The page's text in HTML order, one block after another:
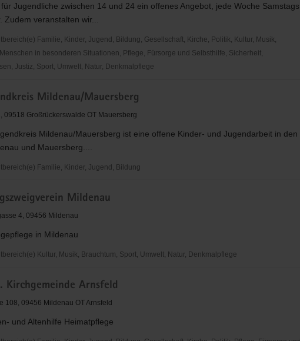
Jugendliche zwischen 14 und 24 ein offenes Angebot, jede Woche Samstags
Zudem veranstalten wir...
Familie, Kinder, Jugend, Bildung, Gesellschaft, Kirche, Politik, Kultur, Musik,
in besonderen Situationen, Pflege, Fürsorge und Selbsthilfe, Sicherheit,
Justiz, Sport, Umwelt, Natur, Denkmalpflege
Mildenau/Mauersberg
09518 Großrückerswalde OT Mauersberg
Mildenau/Mauersberg ist eine offene Kinder- und Jugendarbeit in den
und Mauersberg....
Familie, Kinder, Jugend, Bildung
Mildenau
4, 09456 Mildenau
in Mildenau
Kultur, Musik, Brauchtum, Sport, Umwelt, Natur, Denkmalpflege
Kirchgemeinde Arnsfeld
108, 09456 Mildenau OT Arnsfeld
und Altenhilfe Heimatpflege